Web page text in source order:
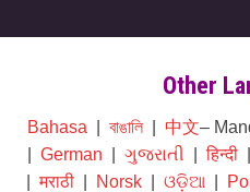
Other
Bahasa বাঙালি 中文–
German ગુજરાતી |हिन्दी|
|मराठी| Norsk| ଓଡ଼ିଆ|